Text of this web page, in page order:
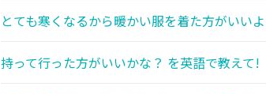
とても寒くなるから暖かい服を着た方がいい
持って行った方がいいかな？ を英語で教えて!